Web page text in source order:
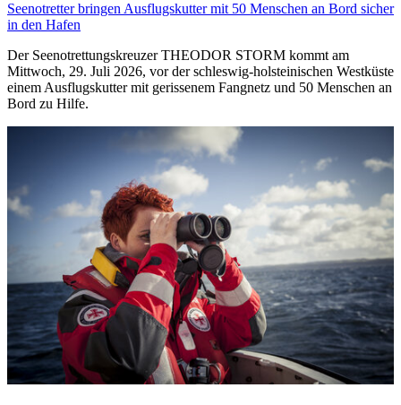
Seenotretter bringen Ausflugskutter mit 50 Menschen an Bord sicher
in den Hafen
Der Seenotrettungskreuzer THEODOR STORM kommt am
Mittwoch, 29. Juli 2026, vor der schleswig-holsteinischen Westküste
einem Ausflugskutter mit gerissenem Fangnetz und 50 Menschen an
Bord zu Hilfe.